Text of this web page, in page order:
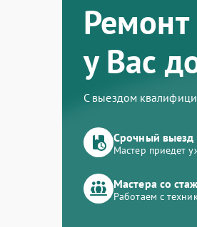
у Вас
С выездом
Срочный выезд
Мастер приедет
Мастера со
Работаем с